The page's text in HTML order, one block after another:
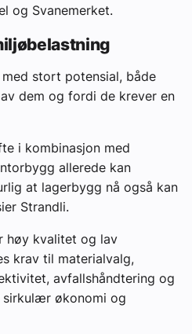
og Svanemerket.
stort potensial, både
dem og fordi de krever en
i kombinasjon med
allerede kan
at lagerbygg nå også kan
Strandli.
høy kvalitet og lav
krav til materialvalg,
avfallshåndtering og
sirkulær økonomi og